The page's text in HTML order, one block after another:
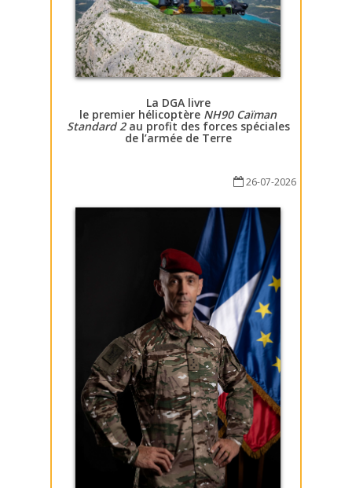
La DGA livre
le premier hélicoptère NH90 Caïman
Standard 2au profit des forces spéciales
de l’armée de Terre
26-07-2026